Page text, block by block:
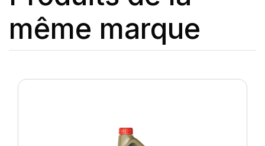
même marque